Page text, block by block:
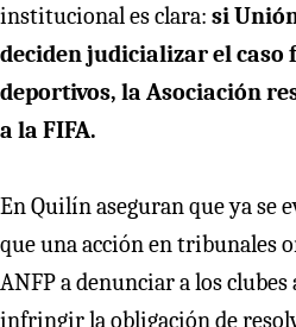
institucional es clara: si
deciden judicializar el caso
deportivos, la Asociación
a la FIFA.
En Quilín aseguran que ya se
que una acción en tribunales
ANFP a denunciar a los
infringir la obligación de